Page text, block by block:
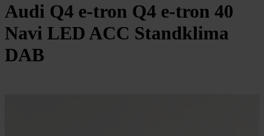
Audi Q4 e-tron Q4 e-tron 40
Navi LED ACC Standklima
DAB